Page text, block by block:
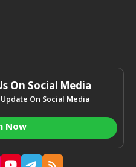
On Social Media
On Social Media
Now